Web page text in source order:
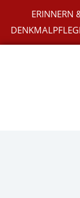
Inhalt
springen
ERINNERN